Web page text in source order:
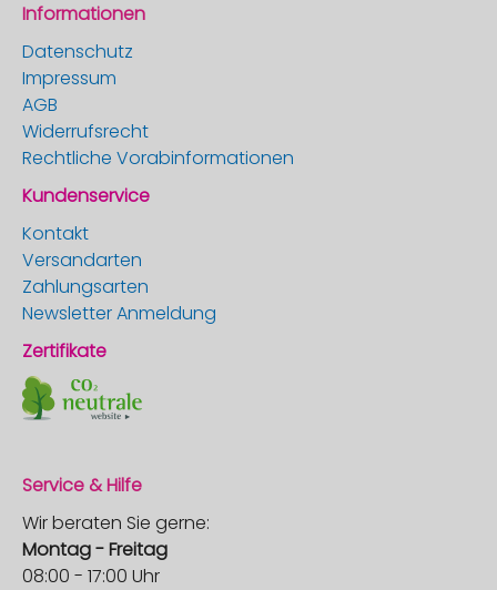
Informationen
Datenschutz
Impressum
AGB
Widerrufsrecht
Rechtliche Vorabinformationen
Kundenservice
Kontakt
Versandarten
Zahlungsarten
Newsletter Anmeldung
Zertifikate
Service & Hilfe
Wir beraten Sie gerne:
Montag - Freitag
08:00 - 17:00 Uhr